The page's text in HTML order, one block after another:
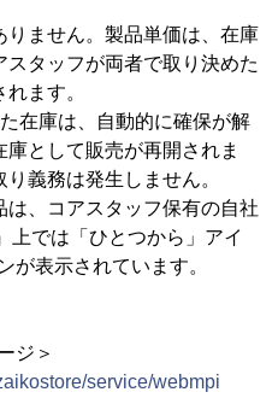
ません。製品単価は、在庫
タッフが両者で取り決めた
ます。
在庫は、自動的に確保が解
として販売が再開されま
義務は発生しません。
、コアスタッフ保有の自社
上では「ひとつから」アイ
が表示されています。
ジ＞
service/webmpi